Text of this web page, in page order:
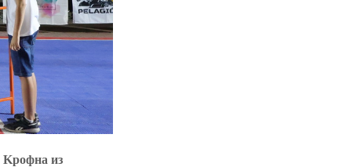
Kрофна из